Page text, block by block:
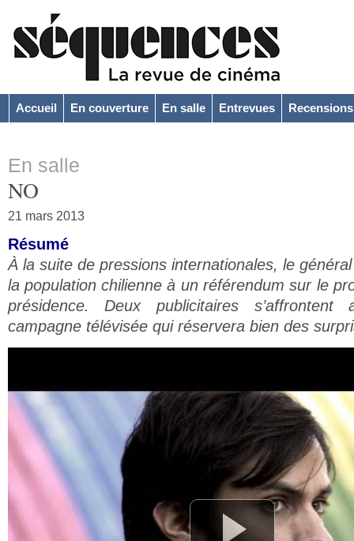
Accueil En couverture En salle Entrevues Recensions
En salle
NO
21 mars 2013
Résumé
À la suite de pressions internationales, le
la population chilienne à un référendum sur le
présidence. Deux publicitaires
campagne télévisée qui réservera bien des